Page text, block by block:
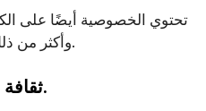
تحتوي الخصوصية أيضًا على
وأكثر من ذلك عند ربط الشخصيات البارزة.
ثقافة اللياقة البدنية في عصرها.